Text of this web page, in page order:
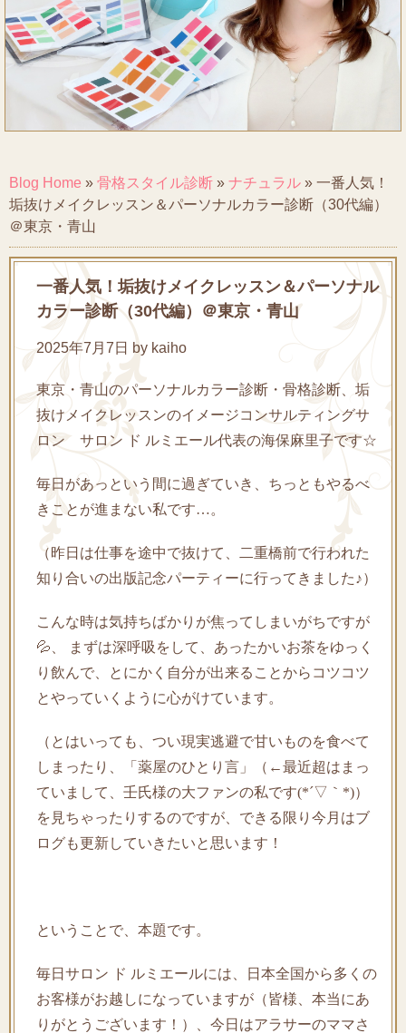
Blog Home » 骨格スタイル診断 » ナチュラル » 一番人気！
垢抜けメイクレッスン＆パーソナルカラー診断（30代編）
＠東京・青山
一番人気！垢抜けメイクレッスン＆パーソナル
カラー診断（30代編）＠東京・青山
2025年7月7日 by kaiho
東京・青山のパーソナルカラー診断・骨格診断、垢
抜けメイクレッスンのイメージコンサルティングサ
ロン サロン ド ルミエール代表の海保麻里子です☆
毎日があっという間に過ぎていき、ちっともやるべ
きことが進まない私です…。
（昨日は仕事を途中で抜けて、二重橋前で行われた
知り合いの出版記念パーティーに行ってきました♪）
こんな時は気持ちばかりが焦ってしまいがちですが
💦、 まずは深呼吸をして、あったかいお茶をゆっく
り飲んで、とにかく自分が出来ることからコツコツ
とやっていくように心がけています。
（とはいっても、つい現実逃避で甘いものを食べて
しまったり、「薬屋のひとり言」（←最近超はまっ
ていまして、壬氏様の大ファンの私です(*´▽｀*)）
を見ちゃったりするのですが、できる限り今月はブ
ログも更新していきたいと思います！
ということで、本題です。
毎日サロン ド ルミエールには、日本全国から多くの
お客様がお越しになっていますが（皆様、本当にあ
りがとうございます！）、今日はアラサーのママさ